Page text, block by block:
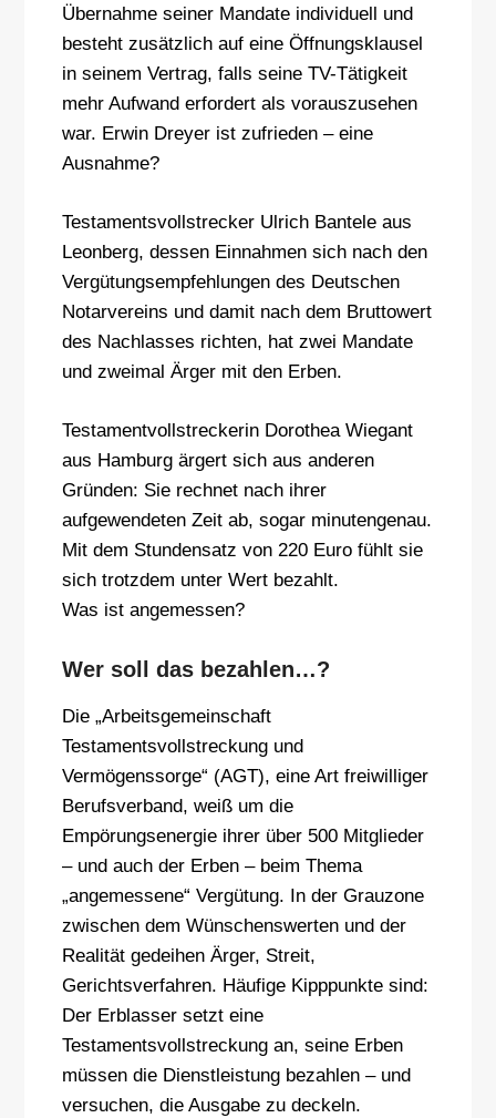
Übernahme seiner Mandate individuell und
besteht zusätzlich auf eine Öffnungsklausel
in seinem Vertrag, falls seine TV-Tätigkeit
mehr Aufwand erfordert als vorauszusehen
war. Erwin Dreyer ist zufrieden – eine
Ausnahme?
Testamentsvollstrecker Ulrich Bantele aus
Leonberg, dessen Einnahmen sich nach den
Vergütungsempfehlungen des Deutschen
Notarvereins und damit nach dem Bruttowert
des Nachlasses richten, hat zwei Mandate
und zweimal Ärger mit den Erben.
Testamentvollstreckerin Dorothea Wiegant
aus Hamburg ärgert sich aus anderen
Gründen: Sie rechnet nach ihrer
aufgewendeten Zeit ab, sogar minutengenau.
Mit dem Stundensatz von 220 Euro fühlt sie
sich trotzdem unter Wert bezahlt.
Was ist angemessen?
Wer soll das bezahlen…?
Die „Arbeitsgemeinschaft
Testamentsvollstreckung und
Vermögenssorge“ (AGT), eine Art freiwilliger
Berufsverband, weiß um die
Empörungsenergie ihrer über 500 Mitglieder
– und auch der Erben – beim Thema
„angemessene“ Vergütung. In der Grauzone
zwischen dem Wünschenswerten und der
Realität gedeihen Ärger, Streit,
Gerichtsverfahren. Häufige Kipppunkte sind:
Der Erblasser setzt eine
Testamentsvollstreckung an, seine Erben
müssen die Dienstleistung bezahlen – und
versuchen, die Ausgabe zu deckeln.